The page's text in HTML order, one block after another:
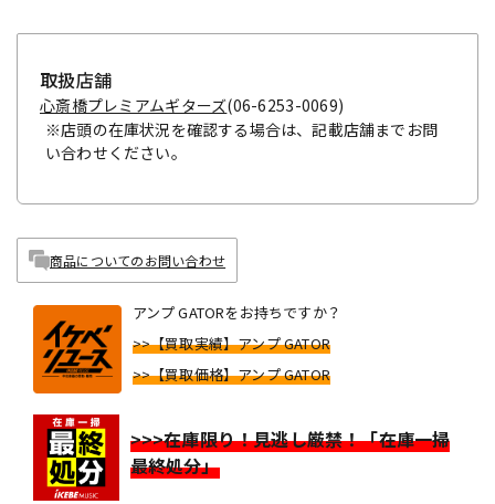
取扱店舗
心斎橋プレミアムギターズ(06-6253-0069)
※店頭の在庫状況を確認する場合は、記載店舗までお問
い合わせください。
商品についてのお問い合わせ
アンプ GATORをお持ちですか？
>>【買取実績】アンプ GATOR
>>【買取価格】アンプ GATOR
>>>在庫限り！見逃し厳禁！「在庫一掃
最終処分」